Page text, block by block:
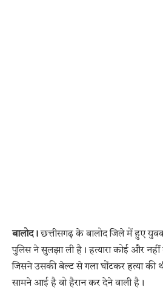
बालोद। छत्तीसगढ़ के बालोद जिले में हुए
पुलिस ने सुलझा ली है। हत्यारा कोई और नहीं
जिसने उसकी बेल्ट से गला घोंटकर हत्या
सामने आई है वो हैरान कर देने वाली है।